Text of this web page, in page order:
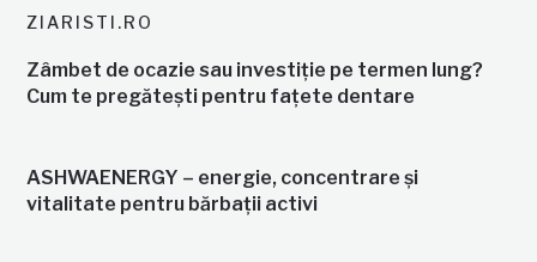
ZIARISTI.RO
Zâmbet de ocazie sau investiție pe termen lung?
Cum te pregătești pentru fațete dentare
ASHWAENERGY – energie, concentrare și
vitalitate pentru bărbații activi